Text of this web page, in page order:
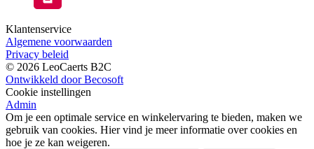
Klantenservice
Algemene voorwaarden
Privacy beleid
© 2026 LeoCaerts B2C
Ontwikkeld door Becosoft
Cookie instellingen
Admin
Om je een optimale service en winkelervaring te bieden, maken we
gebruik van cookies. Hier vind je meer informatie over cookies en
hoe je ze kan weigeren.